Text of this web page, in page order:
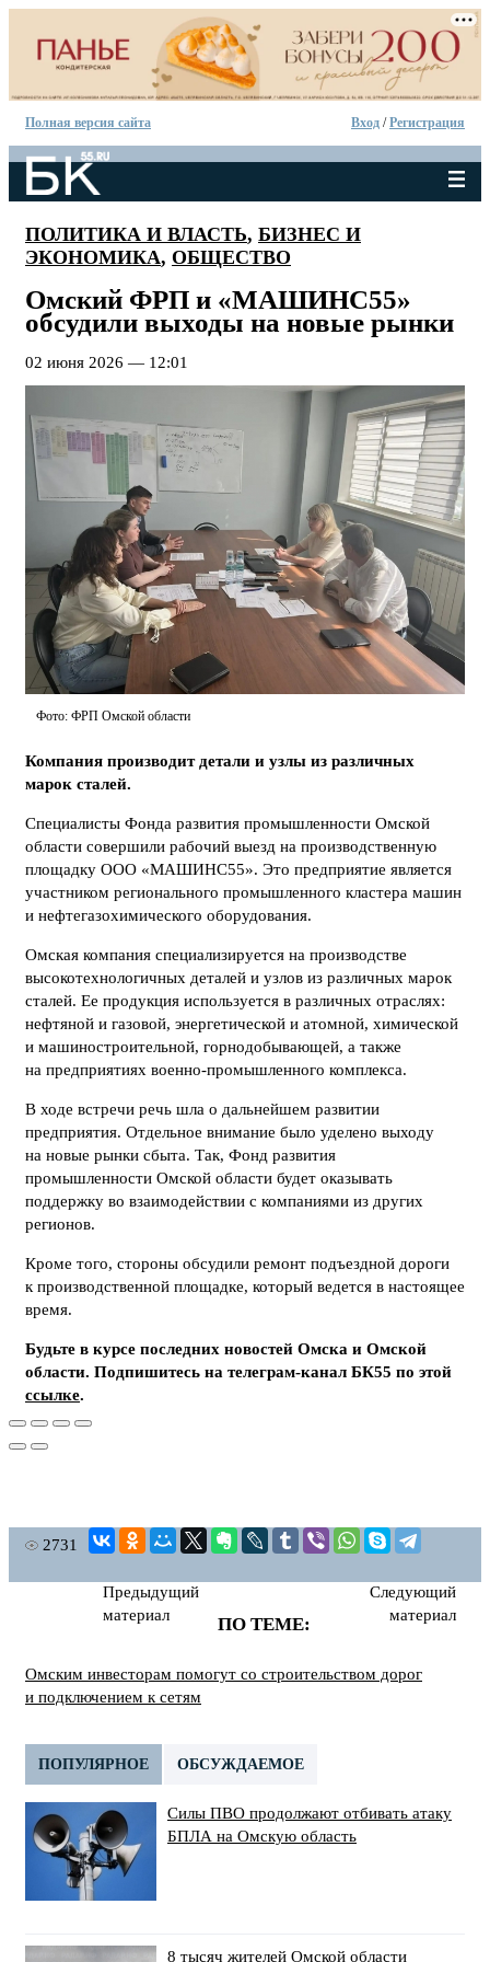
Полная версия сайта Вход /Регистрация
ПОЛИТИКА И ВЛАСТЬ, БИЗНЕС И
ЭКОНОМИКА, ОБЩЕСТВО
Омский ФРП и «МАШИНС55»
обсудили выходы на новые рынки
02 июня 2026 — 12:01
Фото: ФРП Омской области
Компания производит детали и узлы из различных
марок сталей.
Специалисты Фонда развития промышленности Омской
области совершили рабочий выезд на производственную
площадку ООО «МАШИНС55». Это предприятие является
участником регионального промышленного кластера машин
и нефтегазохимического оборудования.
Омская компания специализируется на производстве
высокотехнологичных деталей и узлов из различных марок
сталей. Ее продукция используется в различных отраслях:
нефтяной и газовой, энергетической и атомной, химической
и машиностроительной, горнодобывающей, а также
на предприятиях военно-промышленного комплекса.
В ходе встречи речь шла о дальнейшем развитии
предприятия. Отдельное внимание было уделено выходу
на новые рынки сбыта. Так, Фонд развития
промышленности Омской области будет оказывать
поддержку во взаимодействии с компаниями из других
регионов.
Кроме того, стороны обсудили ремонт подъездной дороги
к производственной площадке, который ведется в настоящее
время.
Будьте в курсе последних новостей Омска и Омской
области. Подпишитесь на телеграм-канал БК55 по этой
ссылке.
2731
Предыдущий
материал
Следующий
материал
ПО ТЕМЕ:
Омским инвесторам помогут со строительством дорог
и подключением к сетям
ПОПУЛЯРНОЕ ОБСУЖДАЕМОЕ
Силы ПВО продолжают отбивать атаку
БПЛА на Омскую область
8 тысяч жителей Омской области